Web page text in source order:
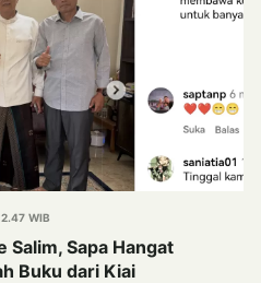
WIB
Salim, Sapa Hangat
Buku dari Kiai